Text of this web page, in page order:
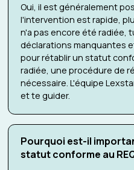
Oui, il est généralement
l'intervention est rapide,
n'a pas encore été radiée,
déclarations manquantes
pour rétablir un statut
radiée, une procédure de
nécessaire. L'équipe
et te guider.
Pourquoi est-il
statut conforme au